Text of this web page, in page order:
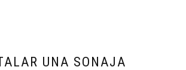
UNA SONAJA